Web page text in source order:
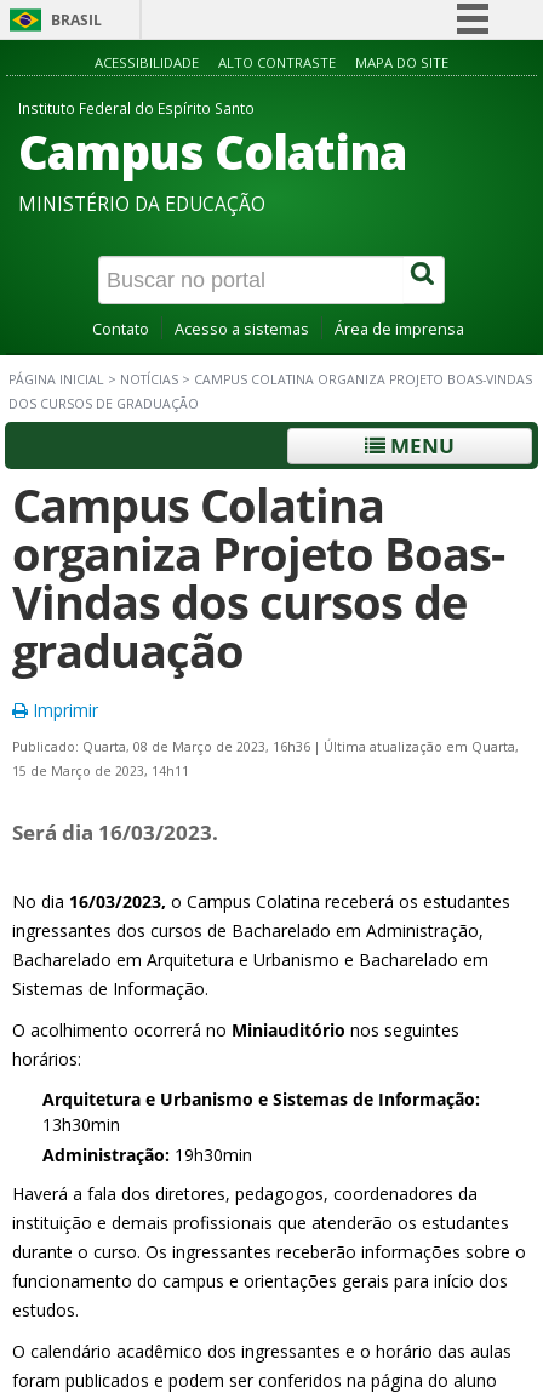
BRASIL
Simplifique!
Acesso à informação
Canais
ACESSIBILIDADE ALTO CONTRASTE MAPA DO SITE
Instituto Federal do Espírito Santo
Campus Colatina
MINISTÉRIO DA EDUCAÇÃO
Contato Acesso a sistemas Área de imprensa
PÁGINA INICIAL > NOTÍCIAS > CAMPUS COLATINA ORGANIZA PROJETO BOAS-VINDAS
DOS CURSOS DE GRADUAÇÃO
MENU
Campus Colatina
organiza Projeto Boas-
Vindas dos cursos de
graduação
Imprimir
Publicado: Quarta, 08 de Março de 2023, 16h36 | Última atualização em Quarta,
15 de Março de 2023, 14h11
Será dia 16/03/2023.
No dia 16/03/2023, o Campus Colatina receberá os estudantes
ingressantes dos cursos de Bacharelado em Administração,
Bacharelado em Arquitetura e Urbanismo e Bacharelado em
Sistemas de Informação.
O acolhimento ocorrerá no Miniauditório nos seguintes
horários:
Arquitetura e Urbanismo e Sistemas de Informação:
13h30min
Administração: 19h30min
Haverá a fala dos diretores, pedagogos, coordenadores da
instituição e demais profissionais que atenderão os estudantes
durante o curso. Os ingressantes receberão informações sobre o
funcionamento do campus e orientações gerais para início dos
estudos.
O calendário acadêmico dos ingressantes e o horário das aulas
foram publicados e podem ser conferidos na página do aluno